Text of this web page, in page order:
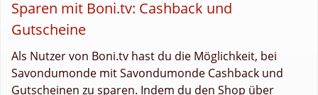
Sparen mit Boni.tv: Cashback und
Gutscheine
Als Nutzer von Boni.tv hast du die Möglichkeit, bei
Savondumonde mit Savondumonde Cashback und
Gutscheinen zu sparen. Indem du den Shop über